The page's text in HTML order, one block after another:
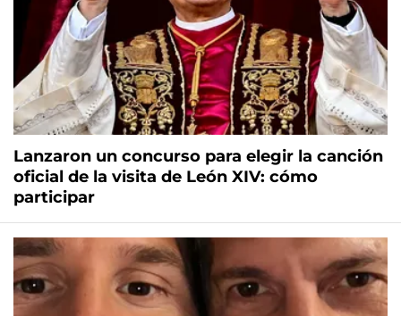
Lanzaron un concurso para elegir la canción
oficial de la visita de León XIV: cómo
participar